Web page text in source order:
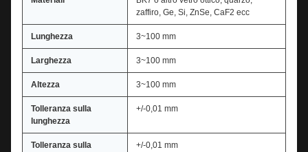
zaffiro, Ge, Si, ZnSe, CaF2 ecc
Lunghezza 3~100 mm
Larghezza 3~100 mm
Altezza 3~100 mm
Tolleranza sulla
lunghezza
+/-0,01 mm
Tolleranza sulla
+/-0,01 mm